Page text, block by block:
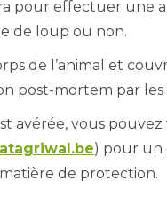
pour effectuer une
de loup ou non.
de l’animal et
post-mortem par les
avérée, vous pouvez
) pour un
de protection.